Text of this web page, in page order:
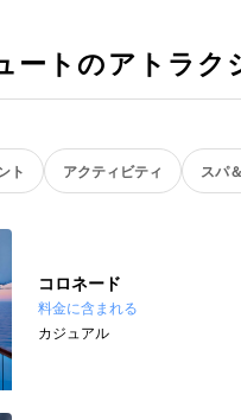
ートのアトラク
ト アクティビティ スパ
コロネード
料金に含まれる
カジュアル